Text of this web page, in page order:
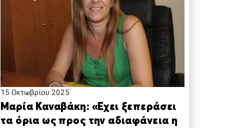
15 Οκτωβρίου 2025
Μαρία Καναβάκη: «Εχει ξεπεράσει
τα όρια ως προς την αδιαφάνεια η